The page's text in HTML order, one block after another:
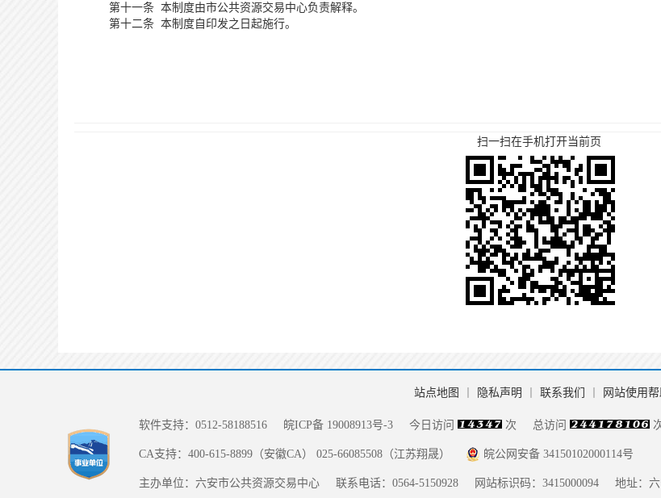
第十一条 本制度由市公共资源交易中心负责解释。
第十二条 本制度自印发之日起施行。
扫一扫在手机打开当前页
站点地图 隐私声明 联系我们 网站使用帮
软件支持：0512-58188516 皖ICP备 19008913号-3 今日访问 次 总访问
CA支持：400-615-8899（安徽CA） 025-66085508（江苏翔晟） 皖公网安备 34150102000114号
主办单位：六安市公共资源交易中心 联系电话：0564-5150928 网站标识码：3415000094 地址：